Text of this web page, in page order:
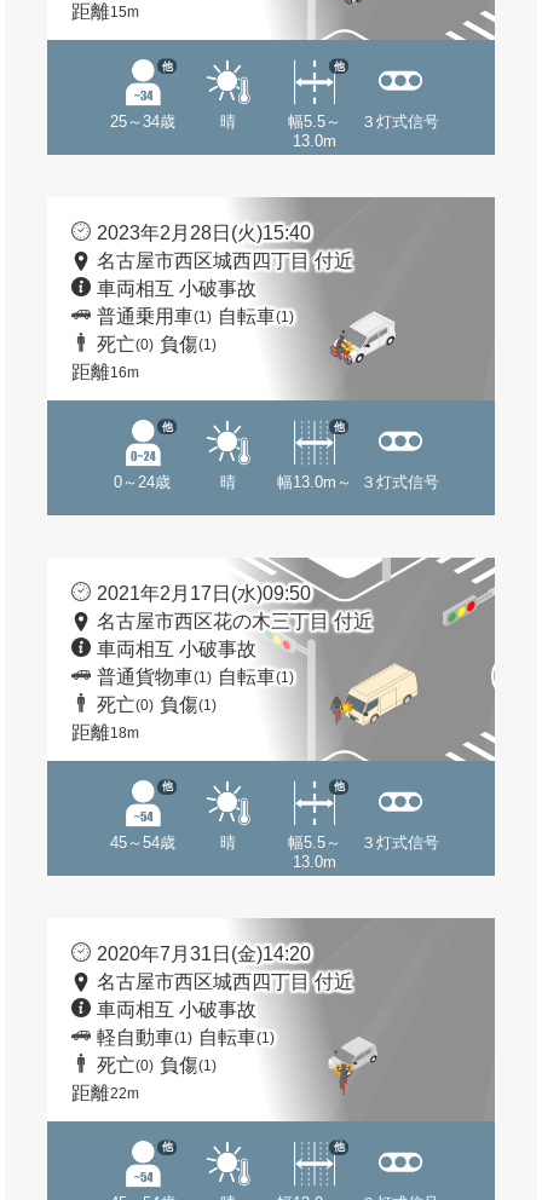
距離15m
25～34歳
他
晴
幅5.5～
13.0m
他
３灯式信号
2023年2月28日(火)15:40
名古屋市西区城西四丁目 付近
車両相互 小破事故
普通乗用車(1) 自転車(1)
死亡(0) 負傷(1)
距離16m
0～24歳
他
晴 幅13.0m～
他
３灯式信号
2021年2月17日(水)09:50
名古屋市西区花の木三丁目 付近
車両相互 小破事故
普通貨物車(1) 自転車(1)
死亡(0) 負傷(1)
距離18m
45～54歳
他
晴
幅5.5～
13.0m
他
３灯式信号
2020年7月31日(金)14:20
名古屋市西区城西四丁目 付近
車両相互 小破事故
軽自動車(1) 自転車(1)
死亡(0) 負傷(1)
距離22m
他 他